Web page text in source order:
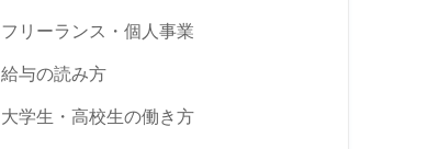
フリーランス・個人事業
給与の読み方
大学生・高校生の働き方